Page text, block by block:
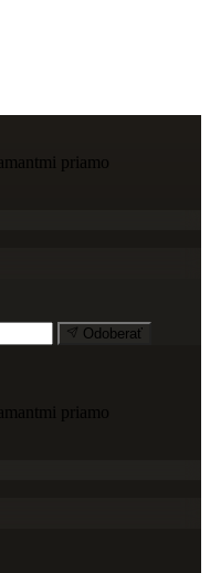
priamo
Odoberať
priamo